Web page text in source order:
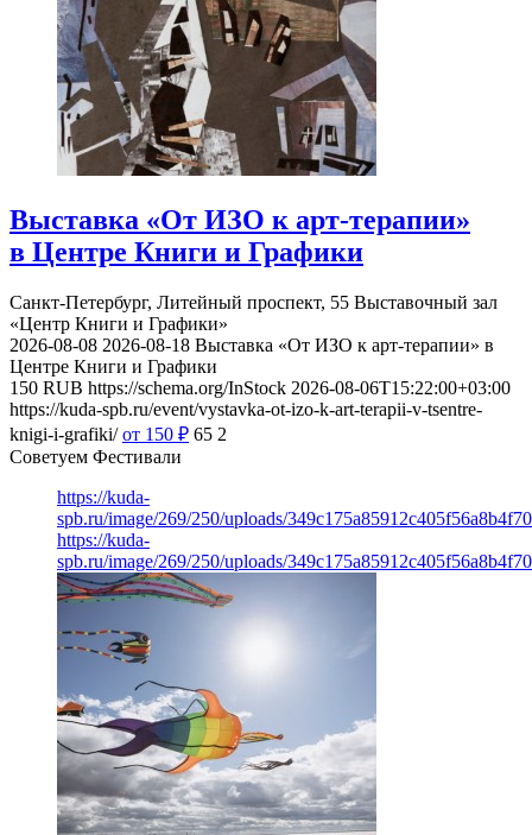
Выставка «От ИЗО к арт-терапии»
в Центре Книги и Графики
Санкт-Петербург, Литейный проспект, 55 Выставочный зал
«Центр Книги и Графики»
2026-08-08 2026-08-18 Выставка «От ИЗО к арт-терапии» в
Центре Книги и Графики
150 RUB https://schema.org/InStock 2026-08-06T15:22:00+03:00
https://kuda-spb.ru/event/vystavka-ot-izo-k-art-terapii-v-tsentre-
knigi-i-grafiki/ от 150 ₽ 65 2
Советуем Фестивали
https://kuda-
spb.ru/image/269/250/uploads/
https://kuda-
spb.ru/image/269/250/uploads/